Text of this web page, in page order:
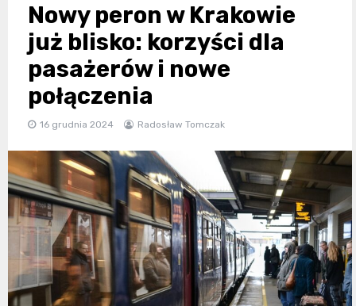
Nowy peron w Krakowie
już blisko: korzyści dla
pasażerów i nowe
połączenia
16 grudnia 2024 Radosław Tomczak